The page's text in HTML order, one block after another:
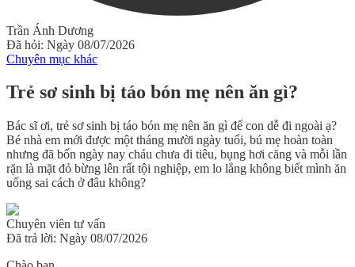
Trần Ánh Dương
Đã hỏi: Ngày 08/07/2026
Chuyên mục khác
Trẻ sơ sinh bị táo bón mẹ nên ăn gì?
Bác sĩ ơi, trẻ sơ sinh bị táo bón mẹ nên ăn gì để con dễ đi ngoài ạ?
Bé nhà em mới được một tháng mười ngày tuổi, bú mẹ hoàn toàn
nhưng đã bốn ngày nay cháu chưa đi tiêu, bụng hơi căng và mỗi lần
rặn là mặt đỏ bừng lên rất tội nghiệp, em lo lắng không biết mình ăn
uống sai cách ở đâu không?
Chuyên viên tư vấn
Đã trả lời: Ngày 08/07/2026